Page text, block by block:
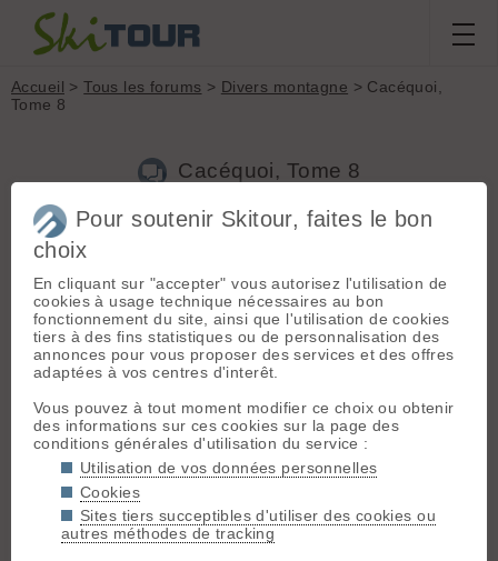
Accueil >Tous les forums > Divers montagne > Cacéquoi,
Tome 8
Cacéquoi, Tome 8
Aller à la page :
448...453 Suivante
Nouveau sujet Voir tous les sujets Chercher Archives
Aurelynx[1121posts] - Le 04/07/2026 11:58
savoy a dit :
toujours pas
ce n'est pas dans les Alpes
telemarcu[277posts] - Le 04/07/2026 13:03
Jura alors...
Pour soutenir Skitour, faites le bon
choix
En cliquant sur "accepter" vous autorisez l'utilisation de
cookies à usage technique nécessaires au bon
fonctionnement du site, ainsi que l'utilisation de cookies
tiers à des fins statistiques ou de personnalisation des
annonces pour vous proposer des services et des offres
adaptées à vos centres d'interêt.
Vous pouvez à tout moment modifier ce choix ou obtenir
des informations sur ces cookies sur la page des
conditions générales d'utilisation du service :
Utilisation de vos données personnelles
Cookies
Sites tiers succeptibles d'utiliser des cookies ou
autres méthodes de tracking